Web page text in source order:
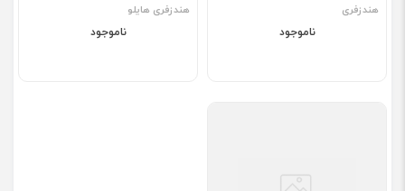
هندزفری
ناموجود
هندزفری هایلو
ناموجود